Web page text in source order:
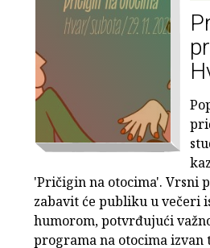
'Pričigin na otocima'. Vrsni
zabavit će publiku u večeri
humorom, potvrđujući
programa na otocima izvan